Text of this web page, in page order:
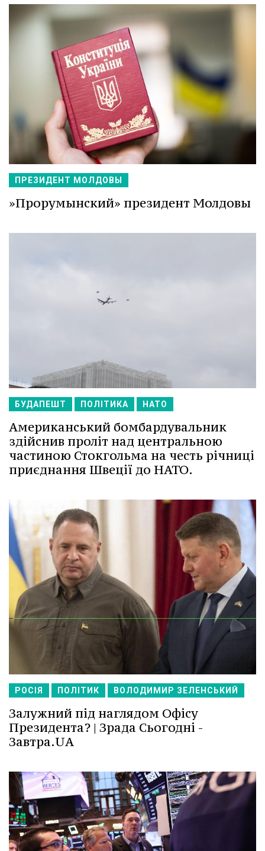
ПРЕЗИДЕНТ МОЛДОВЫ
»Прорумынский» президент Молдовы
БУДАПЕШТ ПОЛІТИКА НАТО
Американський бомбардувальник
здійснив проліт над центральною
частиною Стокгольма на честь річниці
приєднання Швеції до НАТО.
РОСІЯ ПОЛІТИК ВОЛОДИМИР ЗЕЛЕНСЬКИЙ
Залужний під наглядом Офісу
Президента? | Зрада Сьогодні -
Завтра.UA